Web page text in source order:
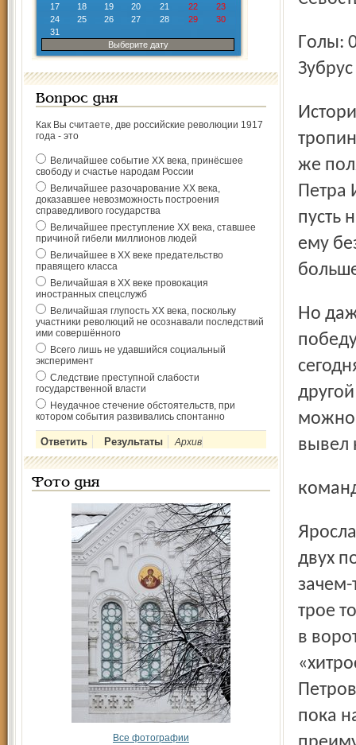
17
18 19 20 21 22
23
24
25 26 27 28 29
30
31
Выберите дату
Вопрос дня
Как Вы считаете, две российские революции 1917
года - это
Величайшее событие ХХ века, принёсшее
свободу и счастье народам России
Величайшее разочарование ХХ века,
доказавшее невозможность построения
справедливого государства
Величайшее преступление ХХ века, ставшее
причиной гибели миллионов людей
Величайшее в ХХ веке предательство
правящего класса
Величайшая в ХХ веке провокация
иностранных спецслужб
Величайшая глупость ХХ века, поскольку
участники революций не осознавали последствий
ими совершённого
Всего лишь не удавшийся социальный
эксперимент
Следствие преступной слабости
государственной власти
Неудачное стечение обстоятельств, при
котором события развивались спонтанно
Архив
Фото дня
Все фотографии
Голы: 0:1 – Козлов (Титов, И. Воробьев, 3.37, бол.), 0:2 –
История, в том числе и история спортивная, подобна
же
Петра
пусть
ему
Но даже если забыл Петр Ильич ту самую знаменитую
можно
вывел
Ярославцы начали вчерашнюю игру так, словно не было
двух
трое
в
пока